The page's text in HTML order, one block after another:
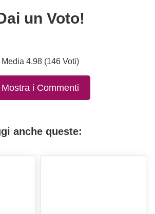
un Voto!
Media 4.98 (146 Voti)
Mostra i Commenti
anche queste: